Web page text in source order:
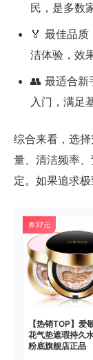
民，是多数
🏅 最佳品
洁体验，效
👥 最适合
入门，满足
综合来看，选
量、清洁频率
定。如果追求
券37元
【热销TOP】爱
花气垫遮瑕持久
粉底旗舰店正品